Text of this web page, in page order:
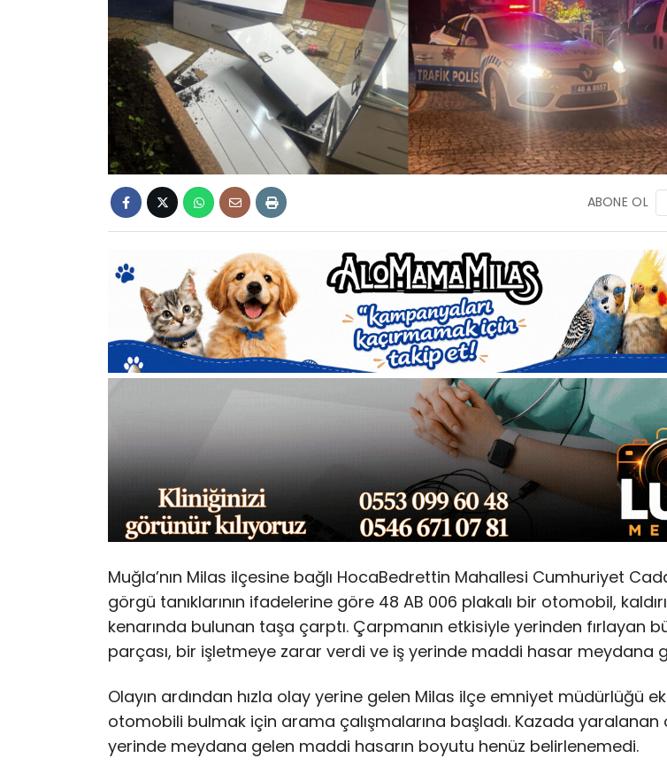
ABONE OL
Muğla’nın Milas ilçesine bağlı HocaBedrettin Mahallesi Cumhuriyet
görgü tanıklarının ifadelerine göre 48 AB 006 plakalı bir otomobil,
kenarında bulunan taşa çarptı. Çarpmanın etkisiyle yerinden fırlayan
parçası, bir işletmeye zarar verdi ve iş yerinde maddi hasar meydana
Olayın ardından hızla olay yerine gelen Milas ilçe emniyet müdürlüğü
otomobili bulmak için arama çalışmalarına başladı. Kazada yaralanan
yerinde meydana gelen maddi hasarın boyutu henüz belirlenemedi.